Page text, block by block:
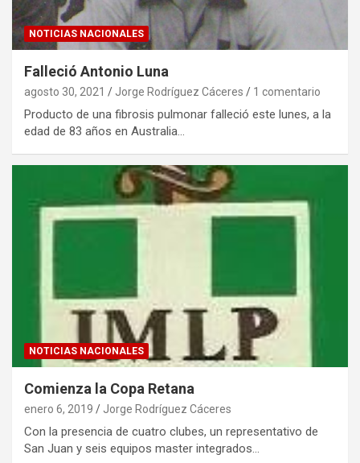
NOTICIAS NACIONALES
Falleció Antonio Luna
agosto 30, 2021 Jorge Rodríguez Cáceres 1 comentario
Producto de una fibrosis pulmonar falleció este lunes, a la
edad de 83 años en Australia…
NOTICIAS NACIONALES
Comienza la Copa Retana
enero 6, 2019 Jorge Rodríguez Cáceres
Con la presencia de cuatro clubes, un representativo de
San Juan y seis equipos master integrados…